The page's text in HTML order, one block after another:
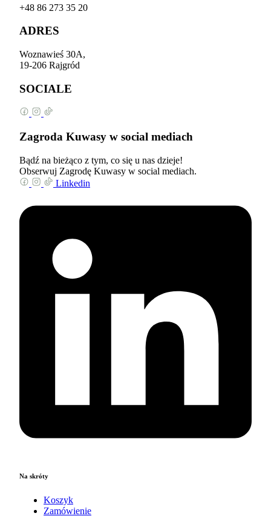
+48 86 273 35 20
ADRES
Woznawieś 30A,
19-206 Rajgród
SOCIALE
Zagroda Kuwasy w social mediach
Bądź na bieżąco z tym, co się u nas dzieje!
Obserwuj Zagrodę Kuwasy w social mediach.
Linkedin
Na skróty
Koszyk
Zamówienie